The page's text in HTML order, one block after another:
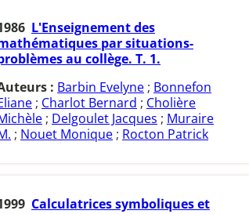
L'Enseignement des
par situations-
au collège. T. 1.
: Barbin Evelyne; Bonnefon
; Charlot Bernard ; Cholière
; Delgoulet Jacques ; Muraire
; Nouet Monique; Rocton Patrick
Calculatrices symboliques et